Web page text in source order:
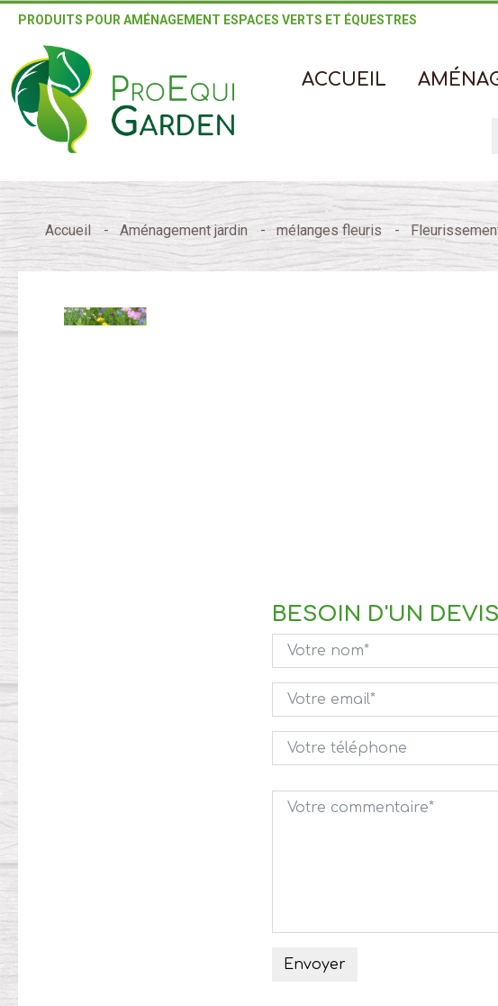
PRODUITS POUR AMÉNAGEMENT ESPACES VERTS ET ÉQUESTRES
ACCUEIL
Accueil Aménagement jardin mélanges fleuris
BESOIN D'UN
Envoyer